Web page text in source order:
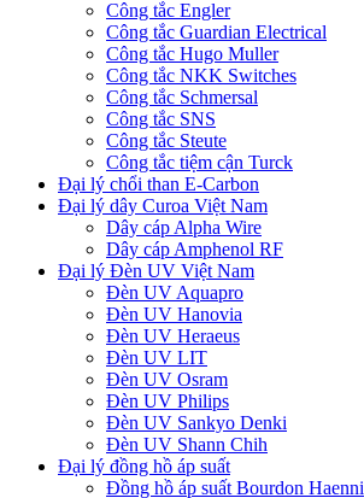
Công tắc Engler
Công tắc Guardian Electrical
Công tắc Hugo Muller
Công tắc NKK Switches
Công tắc Schmersal
Công tắc SNS
Công tắc Steute
Công tắc tiệm cận Turck
Đại lý chổi than E-Carbon
Đại lý dây Curoa Việt Nam
Dây cáp Alpha Wire
Dây cáp Amphenol RF
Đại lý Đèn UV Việt Nam
Đèn UV Aquapro
Đèn UV Hanovia
Đèn UV Heraeus
Đèn UV LIT
Đèn UV Osram
Đèn UV Philips
Đèn UV Sankyo Denki
Đèn UV Shann Chih
Đại lý đồng hồ áp suất
Đồng hồ áp suất Bourdon Haenni